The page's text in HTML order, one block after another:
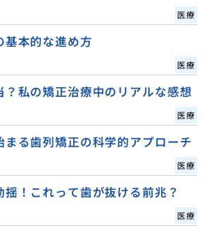
医療
基本的な進め方
医療
？私の矯正治療中のリアルな感想
医療
まる歯列矯正の科学的アプローチ
医療
！これって歯が抜ける前兆？
医療